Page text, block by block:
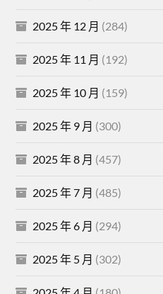
2025 年 12 月 (284)
2025 年 11 月 (192)
2025 年 10 月 (159)
2025 年 9 月 (300)
2025 年 8 月 (457)
2025 年 7 月 (485)
2025 年 6 月 (294)
2025 年 5 月 (302)